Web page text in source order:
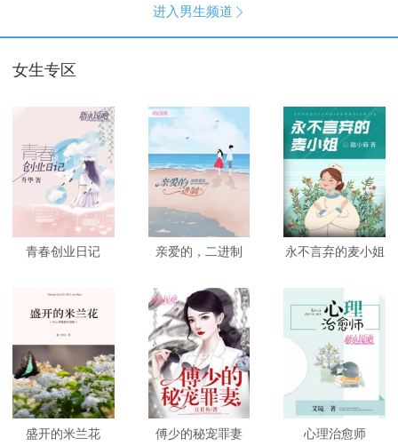
进入男生频道 
女生专区
青春创业日记 亲爱的，二进制 永不言弃的麦小姐
盛开的米兰花 傅少的秘宠罪妻 心理治愈师